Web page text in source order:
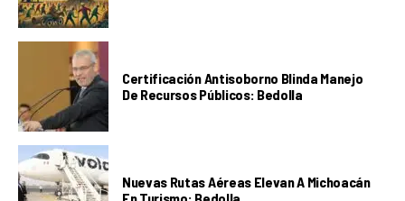
Certificación Antisoborno Blinda Manejo
De Recursos Públicos: Bedolla
Nuevas Rutas Aéreas Elevan A Michoacán